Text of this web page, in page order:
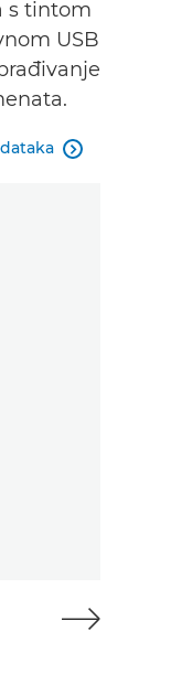
s tintom
USB
